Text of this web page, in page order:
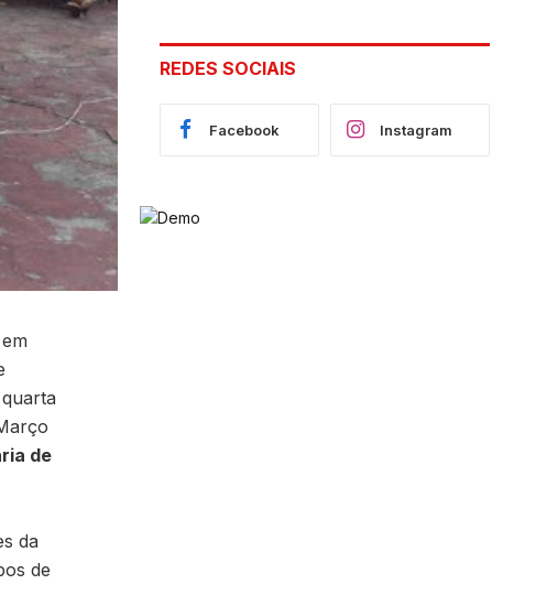
de
da
de
Cláudia e Robério
REDES SOCIAIS
Facebook Instagram